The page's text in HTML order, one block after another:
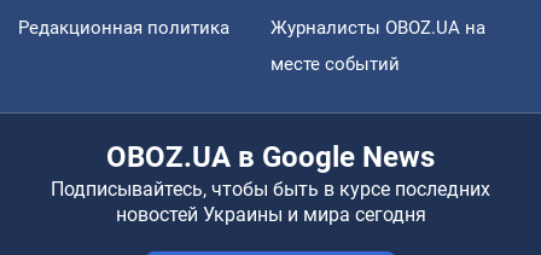
Редакционная политика
Журналисты OBOZ.UA на
месте событий
OBOZ.UA в Google News
Подписывайтесь, чтобы быть в курсе последних
новостей Украины и мира сегодня